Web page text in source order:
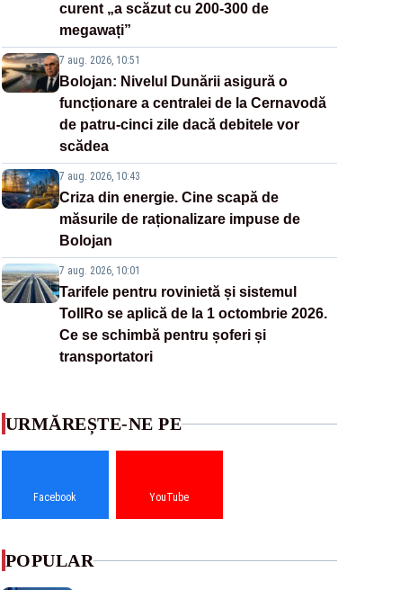
curent „a scăzut cu 200-300 de
megawați”
7 aug. 2026, 10:51
Bolojan: Nivelul Dunării asigură o
funcționare a centralei de la Cernavodă
de patru-cinci zile dacă debitele vor
scădea
7 aug. 2026, 10:43
Criza din energie. Cine scapă de
măsurile de raționalizare impuse de
Bolojan
7 aug. 2026, 10:01
Tarifele pentru rovinietă și sistemul
TollRo se aplică de la 1 octombrie 2026.
Ce se schimbă pentru șoferi și
transportatori
URMĂREȘTE-NE PE
Facebook YouTube
POPULAR